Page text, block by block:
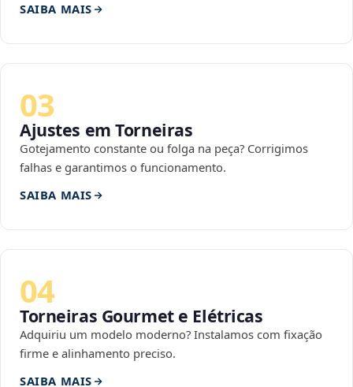
SAIBA MAIS
03
Ajustes em Torneiras
Gotejamento constante ou folga na peça? Corrigimos
falhas e garantimos o funcionamento.
SAIBA MAIS
04
Torneiras Gourmet e Elétricas
Adquiriu um modelo moderno? Instalamos com fixação
firme e alinhamento preciso.
SAIBA MAIS